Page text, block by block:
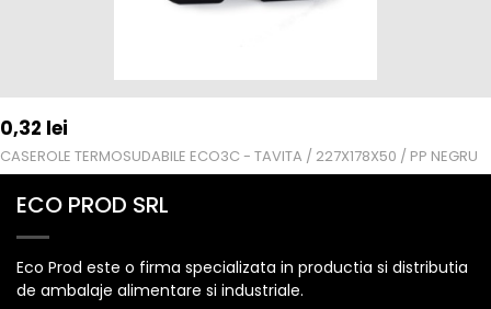
0,32 lei
CASEROLE TERMOSUDABILE ECO3C - TAVITA / 227X178X50 / PP NEGRU
ECO PROD SRL
Eco Prod este o firma specializata in productia si distributia
de ambalaje alimentare si industriale.